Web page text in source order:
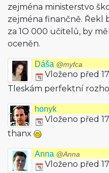
zejména ministerstvo
zejména finančně. Řekl
za 1O 000 učitelů, by
oceněn.
Dáša @myfca
Vloženo před
Tleskám perfektní
honyk
Vloženo před
thanx
Anna @Anna
Vloženo před